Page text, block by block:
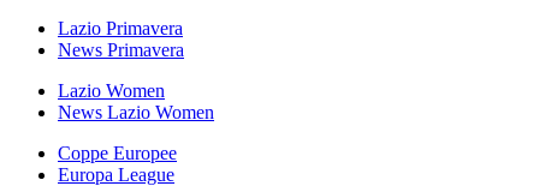
Lazio Primavera
News Primavera
Lazio Women
News Lazio Women
Coppe Europee
Europa League